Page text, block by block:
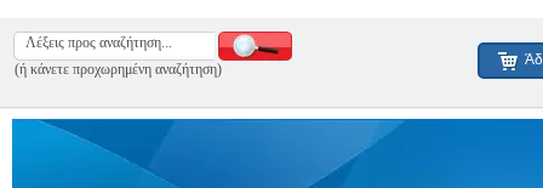
(ή κάνετε προχωρημένη αναζήτηση)